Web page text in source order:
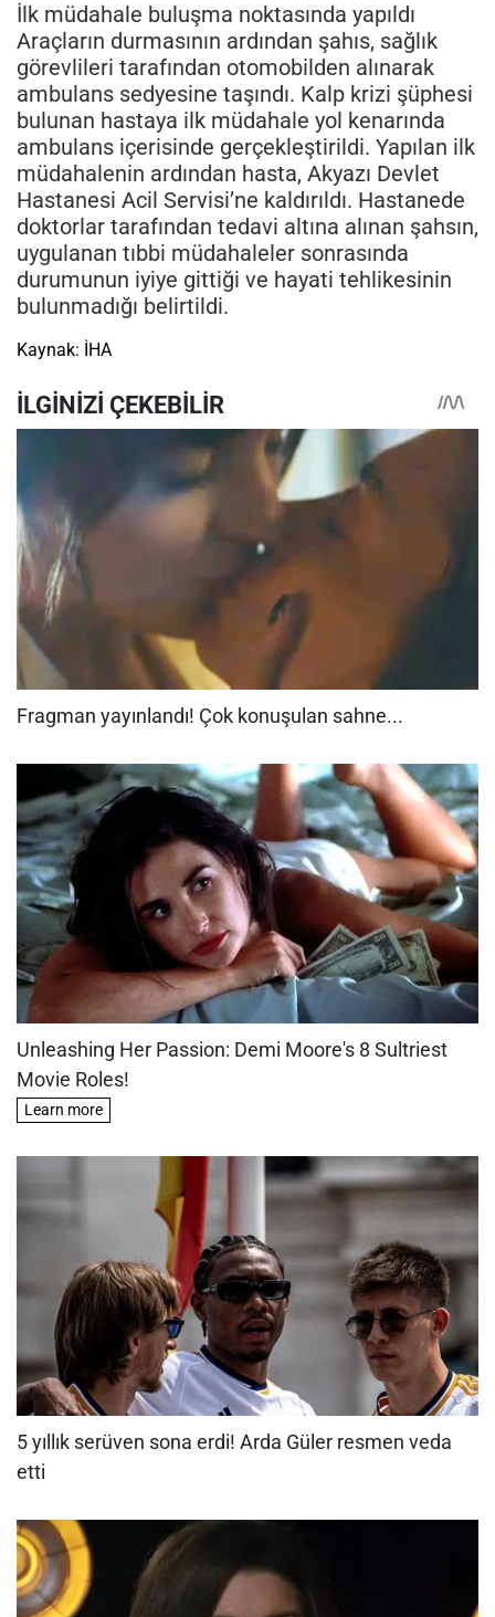
İlk müdahale buluşma noktasında yapıldı
Araçların durmasının ardından şahıs, sağlık
görevlileri tarafından otomobilden alınarak
ambulans sedyesine taşındı. Kalp krizi şüphesi
bulunan hastaya ilk müdahale yol kenarında
ambulans içerisinde gerçekleştirildi. Yapılan ilk
müdahalenin ardından hasta, Akyazı Devlet
Hastanesi Acil Servisi’ne kaldırıldı. Hastanede
doktorlar tarafından tedavi altına alınan şahsın,
uygulanan tıbbi müdahaleler sonrasında
durumunun iyiye gittiği ve hayati tehlikesinin
bulunmadığı belirtildi.
Kaynak: İHA